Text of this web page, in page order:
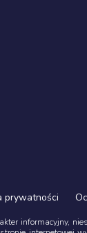
prywatności
informacyjny,